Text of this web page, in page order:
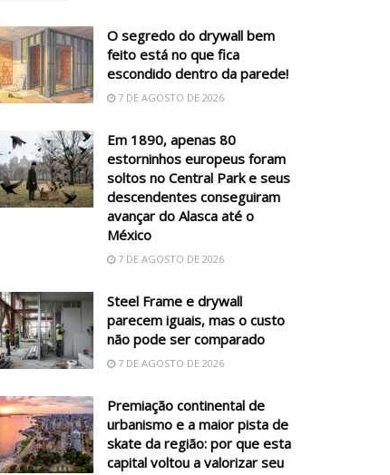
O segredo do drywall bem
feito está no que fica
escondido dentro da parede!
7 DE AGOSTO DE 2026
Em 1890, apenas 80
estorninhos europeus foram
soltos no Central Park e seus
descendentes conseguiram
avançar do Alasca até o
México
7 DE AGOSTO DE 2026
Steel Frame e drywall
parecem iguais, mas o custo
não pode ser comparado
7 DE AGOSTO DE 2026
Premiação continental de
urbanismo e a maior pista de
skate da região: por que esta
capital voltou a valorizar seu